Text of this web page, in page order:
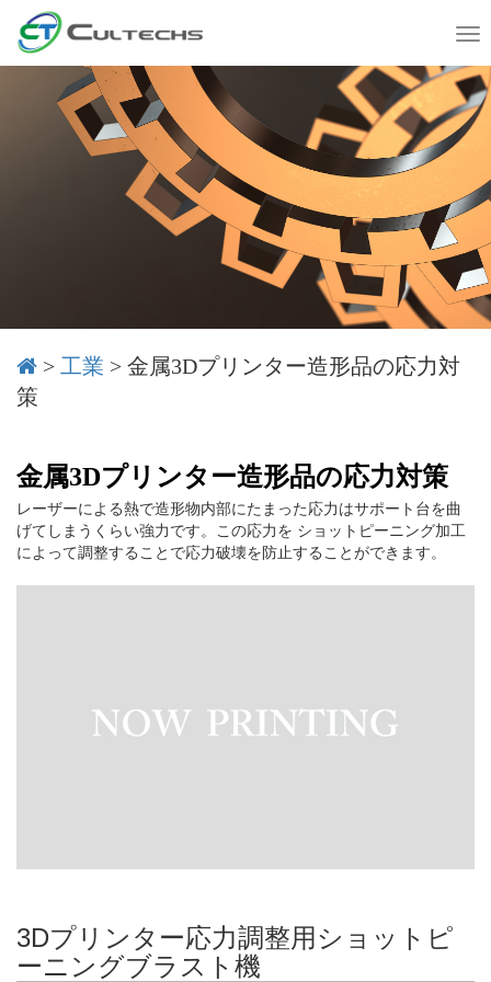
T
g
g
l
a
v
g
a
t
> 工業 > 金属3Dプリンター造形品の応力対
策
金属3Dプリンター造形品の応力対策
レーザーによる熱で造形物内部にたまった応力はサポート台を曲
げてしまうくらい強力です。この応力を ショットピーニング加工
によって調整することで応力破壊を防止することができます。
3Dプリンター応力調整用ショットピ
ーニングブラスト機